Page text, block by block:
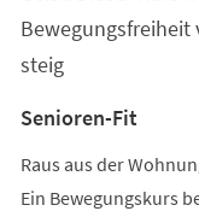
steig
Senioren-Fit
Raus aus der
Ein Bewegungskurs